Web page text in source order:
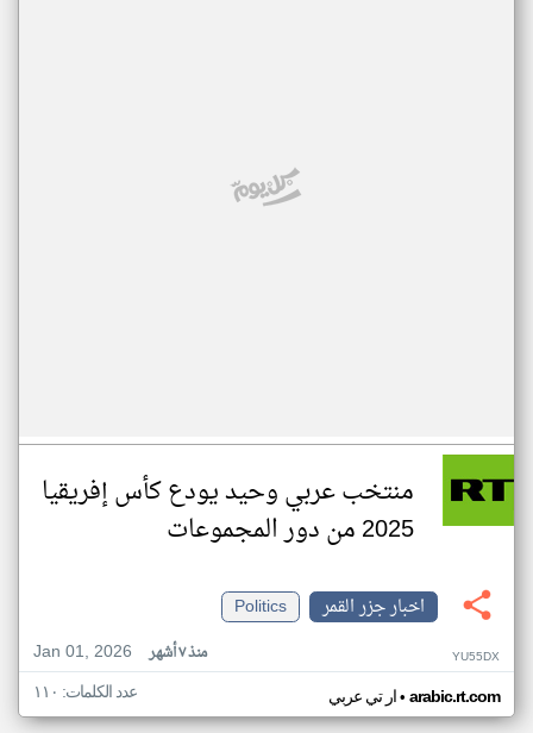
منتخب عربي وحيد يودع كأس إفريقيا
2025 من دور المجموعات
اخبار جزر القمر
Politics
Jan 01, 2026
منذ ٧ أشهر YU55DX
ار تي عربي• arabic.rt.com عدد الكلمات: ١١٠